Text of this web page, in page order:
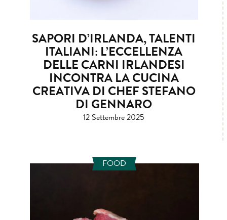
SAPORI D’IRLANDA, TALENTI
ITALIANI: L’ECCELLENZA
DELLE CARNI IRLANDESI
INCONTRA LA CUCINA
CREATIVA DI CHEF STEFANO
DI GENNARO
12 Settembre 2025
FOOD